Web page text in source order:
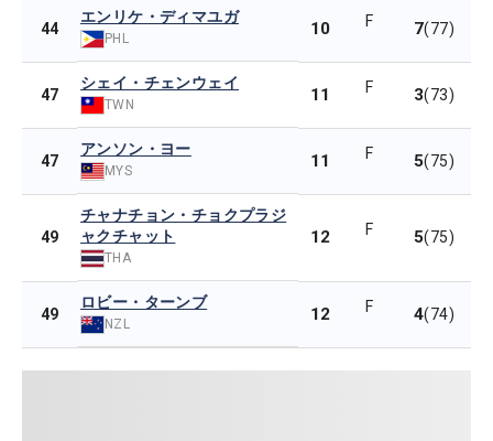
44
エンリケ・ディマユガ
PHL 10 F 7(77)
47
シェイ・チェンウェイ
TWN 11 F 3(73)
47
アンソン・ヨー
MYS 11 F 5(75)
49
チャナチョン・チョクプラジ
ャクチャット
THA
12 F 5(75)
49
ロビー・ターンブ
NZL 12 F 4(74)